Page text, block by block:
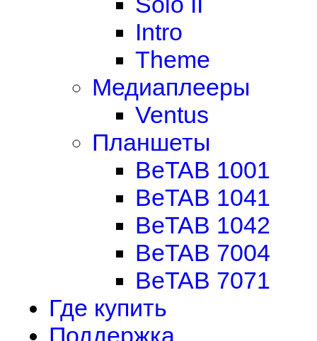
Intro
Theme
Медиаплееры
Ventus
Планшеты
BeTAB 1001
BeTAB 1041
BeTAB 1042
BeTAB 7004
BeTAB 7071
Где купить
Поддержка